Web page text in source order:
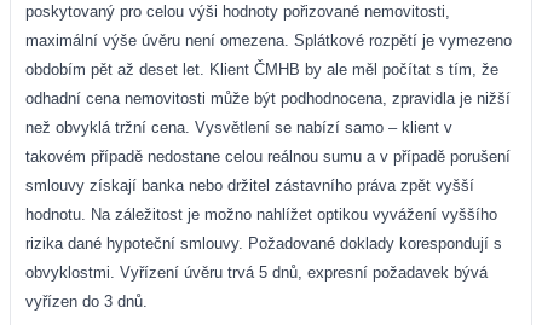
poskytovaný pro celou výši hodnoty pořizované nemovitosti,
maximální výše úvěru není omezena. Splátkové rozpětí je vymezeno
obdobím pět až deset let. Klient ČMHB by ale měl počítat s tím, že
odhadní cena nemovitosti může být podhodnocena, zpravidla je nižší
než obvyklá tržní cena. Vysvětlení se nabízí samo – klient v
takovém případě nedostane celou reálnou sumu a v případě porušení
smlouvy získají banka nebo držitel zástavního práva zpět vyšší
hodnotu. Na záležitost je možno nahlížet optikou vyvážení vyššího
rizika dané hypoteční smlouvy. Požadované doklady korespondují s
obvyklostmi. Vyřízení úvěru trvá 5 dnů, expresní požadavek bývá
vyřízen do 3 dnů.